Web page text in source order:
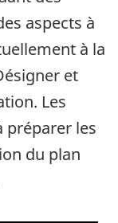
aspects à
à la
et
Les
préparer les
du plan